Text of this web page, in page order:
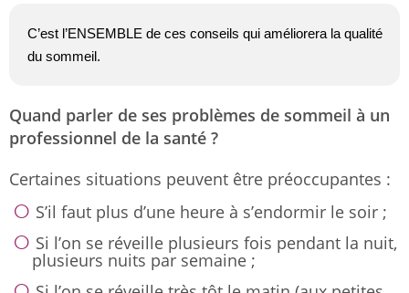
C’est l’ENSEMBLE de ces conseils qui améliorera la qualité
du sommeil.
Quand parler de ses problèmes de sommeil à un
professionnel de la santé ?
Certaines situations peuvent être préoccupantes :
S’il faut plus d’une heure à s’endormir le soir ;
Si l’on se réveille plusieurs fois pendant la nuit,
plusieurs nuits par semaine ;